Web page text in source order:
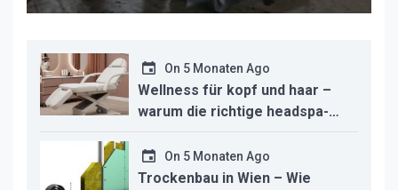
On 5 Monaten Ago
Wellness für kopf und haar –
warum die richtige headspa-
liege den unterschied für ihr
studio macht
On 5 Monaten Ago
Trockenbau in Wien – Wie